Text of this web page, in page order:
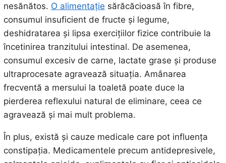
nesănătos. O alimentație sărăcăcioasă în fibre,
consumul insuficient de fructe și legume,
deshidratarea și lipsa exercițiilor fizice contribuie la
încetinirea tranzitului intestinal. De asemenea,
consumul excesiv de carne, lactate grase și produse
ultraprocesate agravează situația. Amânarea
frecventă a mersului la toaletă poate duce la
pierderea reflexului natural de eliminare, ceea ce
agravează și mai mult problema.
În plus, există și cauze medicale care pot influența
constipația. Medicamentele precum antidepresivele,